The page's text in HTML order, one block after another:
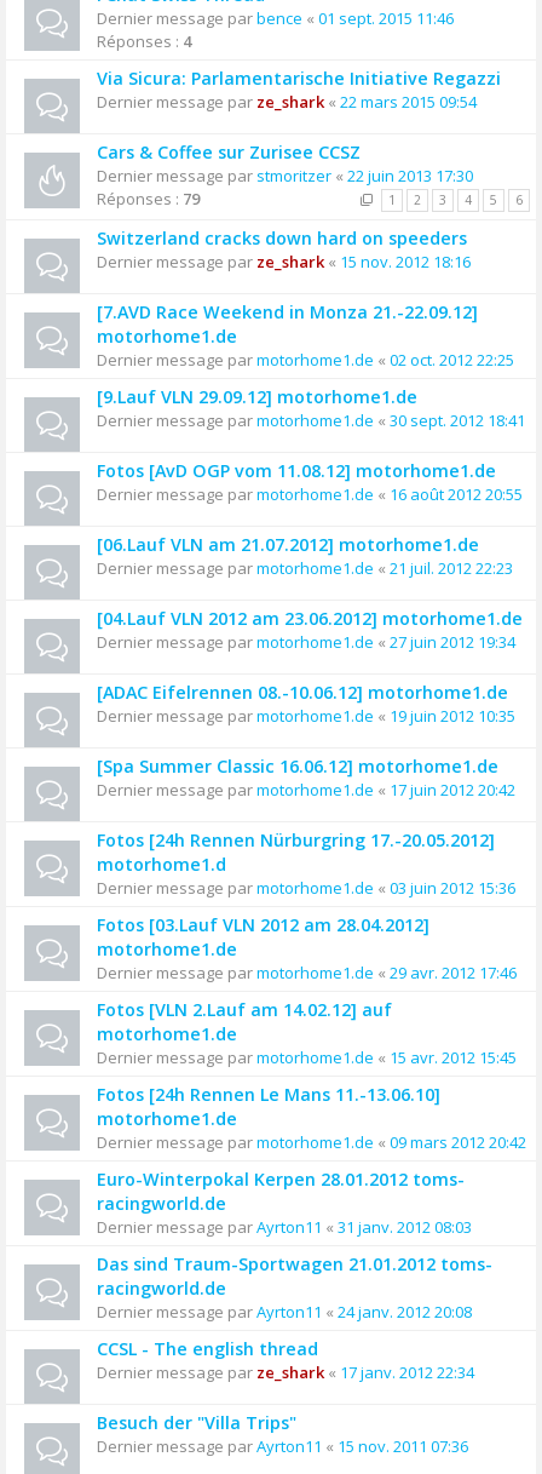
Dernier message parbence « 01 sept. 2015 11:46
Réponses : 4
Via Sicura: Parlamentarische Initiative Regazzi
Dernier message par ze_shark« 22 mars 2015 09:54
Cars & Coffee sur Zurisee CCSZ
Dernier message par stmoritzer « 22 juin 2013 17:30
Réponses : 79 1 2 3 4 5 6
Switzerland cracks down hard on speeders
Dernier message par ze_shark« 15 nov. 2012 18:16
[7.AVD Race Weekend in Monza 21.-22.09.12]
motorhome1.de
Dernier message parmotorhome1.de « 02 oct. 2012 22:25
[9.Lauf VLN 29.09.12] motorhome1.de
Dernier message parmotorhome1.de « 30 sept. 2012 18:41
Fotos [AvD OGP vom 11.08.12] motorhome1.de
Dernier message parmotorhome1.de « 16 août 2012 20:55
[06.Lauf VLN am 21.07.2012] motorhome1.de
Dernier message parmotorhome1.de « 21 juil. 2012 22:23
[04.Lauf VLN 2012 am 23.06.2012] motorhome1.de
Dernier message parmotorhome1.de « 27 juin 2012 19:34
[ADAC Eifelrennen 08.-10.06.12] motorhome1.de
Dernier message parmotorhome1.de « 19 juin 2012 10:35
[Spa Summer Classic 16.06.12] motorhome1.de
Dernier message parmotorhome1.de « 17 juin 2012 20:42
Fotos [24h Rennen Nürburgring 17.-20.05.2012]
motorhome1.d
Dernier message parmotorhome1.de « 03 juin 2012 15:36
Fotos [03.Lauf VLN 2012 am 28.04.2012]
motorhome1.de
Dernier message parmotorhome1.de « 29 avr. 2012 17:46
Fotos [VLN 2.Lauf am 14.02.12] auf
motorhome1.de
Dernier message parmotorhome1.de « 15 avr. 2012 15:45
Fotos [24h Rennen Le Mans 11.-13.06.10]
motorhome1.de
Dernier message parmotorhome1.de « 09 mars 2012 20:42
Euro-Winterpokal Kerpen 28.01.2012 toms-
racingworld.de
Dernier message parAyrton11 « 31 janv. 2012 08:03
Das sind Traum-Sportwagen 21.01.2012 toms-
racingworld.de
Dernier message parAyrton11 « 24 janv. 2012 20:08
CCSL - The english thread
Dernier message par ze_shark« 17 janv. 2012 22:34
Besuch der "Villa Trips"
Dernier message parAyrton11 « 15 nov. 2011 07:36